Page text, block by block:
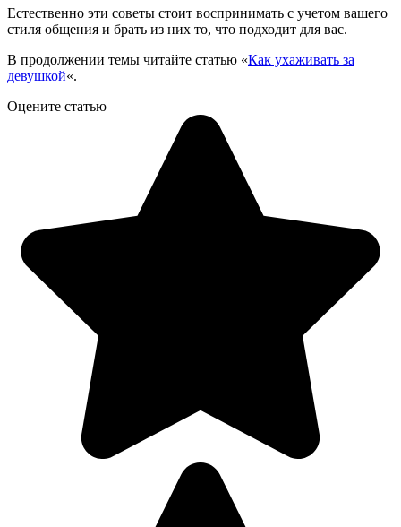
Естественно эти советы стоит воспринимать с учетом вашего
стиля общения и брать из них то, что подходит для вас.
В продолжении темы читайте статью «Как ухаживать за
девушкой«.
Оцените статью